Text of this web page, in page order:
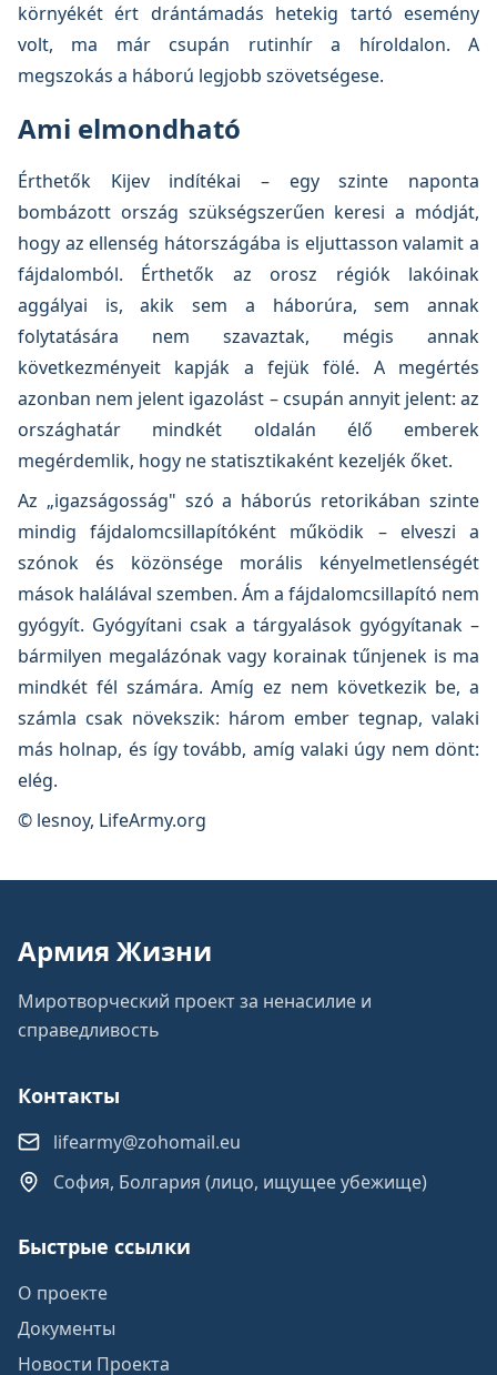
környékét ért drántámadás hetekig tartó esemény
volt, ma már csupán rutinhír a híroldalon. A
megszokás a háború legjobb szövetségese.
Ami elmondható
Érthetők Kijev indítékai – egy szinte naponta
bombázott ország szükségszerűen keresi a módját,
hogy az ellenség hátországába is eljuttasson valamit a
fájdalomból. Érthetők az orosz régiók lakóinak
aggályai is, akik sem a háborúra, sem annak
folytatására nem szavaztak, mégis annak
következményeit kapják a fejük fölé. A megértés
azonban nem jelent igazolást – csupán annyit jelent: az
országhatár mindkét oldalán élő emberek
megérdemlik, hogy ne statisztikaként kezeljék őket.
Az „igazságosság" szó a háborús retorikában szinte
mindig fájdalomcsillapítóként működik – elveszi a
szónok és közönsége morális kényelmetlenségét
mások halálával szemben. Ám a fájdalomcsillapító nem
gyógyít. Gyógyítani csak a tárgyalások gyógyítanak –
bármilyen megalázónak vagy korainak tűnjenek is ma
mindkét fél számára. Amíg ez nem következik be, a
számla csak növekszik: három ember tegnap, valaki
más holnap, és így tovább, amíg valaki úgy nem dönt:
elég.
© lesnoy, LifeArmy.org
Армия Жизни
Миротворческий проект за ненасилие и
справедливость
Контакты
lifearmy@zohomail.eu
София, Болгария (лицо, ищущее убежище)
Быстрые ссылки
О проекте
Документы
Новости Проекта